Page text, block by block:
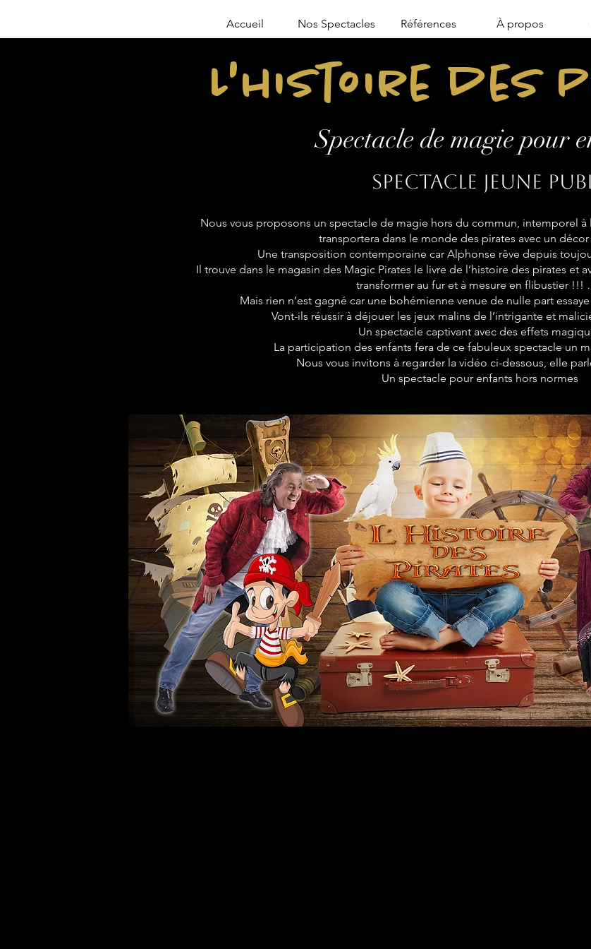
Accueil Nos Spectacles Références À propos
L'histoire des
Spectacle de magie pour
Spectacle jeune
Nous vous proposons un spectacle de magie hors du commun, intemporel
transportera dans le monde des pirates avec un
Une transposition contemporaine car Alphonse rêve depuis
Il trouve dans le magasin des Magic Pirates le livre de l’histoire des pirates et
transformer au fur et à mesure en flibustier !!!
Mais rien n’est gagné car une bohémienne venue de nulle part
Vont-ils réussir à déjouer les jeux malins de l’intrigante et
Un spectacle captivant avec des effets
La participation des enfants fera de ce fabuleux spectacle un
Nous vous invitons à regarder la vidéo ci-dessous, elle
Un spectacle pour enfants hors normes